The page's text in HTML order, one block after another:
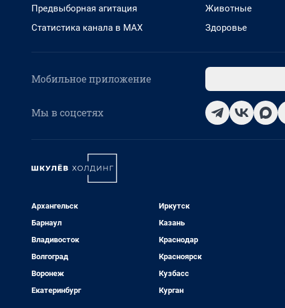
Предвыборная агитация
Статистика канала в MAX
Животные
Здоровье
Мобильное приложение
Мы в соцсетях
Архангельск
Барнаул
Владивосток
Волгоград
Воронеж
Екатеринбург
Иркутск
Казань
Краснодар
Красноярск
Кузбасс
Курган